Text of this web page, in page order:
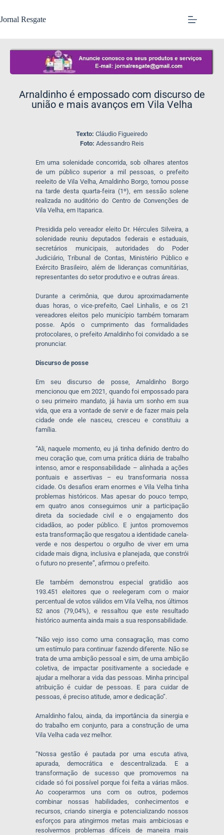
Jornal Resgate
​Arnaldinho é empossado com discurso de
união e mais avanços em Vila Velha
Texto:Cláudio Figueiredo
Foto: Adessandro Reis
Em uma solenidade concorrida, sob olhares atentos
de um público superior a mil pessoas, o prefeito
reeleito de Vila Velha, Arnaldinho Borgo, tomou posse
na tarde desta quarta-feira (1º), em sessão solene
realizada no auditório do Centro de Convenções de
Vila Velha, em Itaparica.
Presidida pelo vereador eleito Dr. Hércules Silveira, a
solenidade reuniu deputados federais e estaduais,
secretários municipais, autoridades do Poder
Judiciário, Tribunal de Contas, Ministério Público e
Exército Brasileiro, além de lideranças comunitárias,
representantes do setor produtivo e e outras áreas.
Durante a cerimônia, que durou aproximadamente
duas horas, o vice-prefeito, Cael Linhalis, e os 21
vereadores eleitos pelo município também tomaram
posse. Após o cumprimento das formalidades
protocolares, o prefeito Arnaldinho foi convidado a se
pronunciar.
Discurso de posse
Em seu discurso de posse, Arnaldinho Borgo
mencionou que em 2021, quando foi empossado para
o seu primeiro mandato, já havia um sonho em sua
vida, que era a vontade de servir e de fazer mais pela
cidade onde ele nasceu, cresceu e constituiu a
família.
“Ali, naquele momento, eu já tinha definido dentro do
meu coração que, com uma prática diária de trabalho
intenso, amor e responsabilidade – alinhada a ações
pontuais e assertivas – eu transformaria nossa
cidade. Os desafios eram enormes e Vila Velha tinha
problemas históricos. Mas apesar do pouco tempo,
em quatro anos conseguimos unir a participação
direta da sociedade civil e o engajamento dos
cidadãos, ao poder público. E juntos promovemos
esta transformação que resgatou a identidade canela-
verde e nos despertou o orgulho de viver em uma
cidade mais digna, inclusiva e planejada, que constrói
o futuro no presente”, afirmou o prefeito.
Ele também demonstrou especial gratidão aos
193.451 eleitores que o reelegeram com o maior
percentual de votos válidos em Vila Velha, nos últimos
52 anos (79,04%), e ressaltou que este resultado
histórico aumenta ainda mais a sua responsabilidade.
“Não vejo isso como uma consagração, mas como
um estímulo para continuar fazendo diferente. Não se
trata de uma ambição pessoal e sim, de uma ambição
coletiva, de impactar positivamente a sociedade e
ajudar a melhorar a vida das pessoas. Minha principal
atribuição é cuidar de pessoas. E para cuidar de
pessoas, é preciso atitude, amor e dedicação”.
Arnaldinho falou, ainda, da importância da sinergia e
do trabalho em conjunto, para a construção de uma
Vila Velha cada vez melhor.
“Nossa gestão é pautada por uma escuta ativa,
apurada, democrática e descentralizada. E a
transformação de sucesso que promovemos na
cidade só foi possível porque foi feita a várias mãos.
Ao cooperarmos uns com os outros, podemos
combinar nossas habilidades, conhecimentos e
recursos, criando sinergia e potencializando nossos
esforços para atingirmos metas mais ambiciosas e
resolvermos problemas difíceis de maneira mais